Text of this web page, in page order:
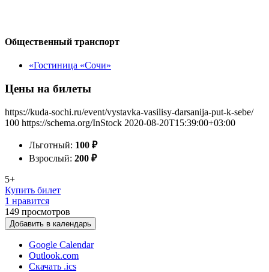
Общественный транспорт
«Гостиница «Сочи»
Цены на билеты
https://kuda-sochi.ru/event/vystavka-vasilisy-darsanija-put-k-sebe/
100 https://schema.org/InStock 2020-08-20T15:39:00+03:00
Льготный: 100 ₽
Взрослый: 200 ₽
5+
Купить билет
1 нравится
149 просмотров
Добавить в календарь
Google Calendar
Outlook.com
Скачать .ics